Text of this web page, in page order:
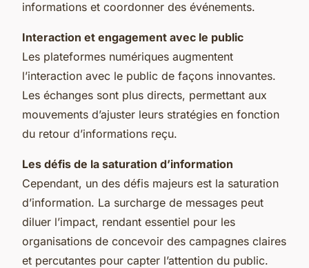
informations et coordonner des événements.
Interaction et engagement avec le public
Les plateformes numériques augmentent
l’interaction avec le public de façons innovantes.
Les échanges sont plus directs, permettant aux
mouvements d’ajuster leurs stratégies en fonction
du retour d’informations reçu.
Les défis de la saturation d’information
Cependant, un des défis majeurs est la saturation
d’information. La surcharge de messages peut
diluer l’impact, rendant essentiel pour les
organisations de concevoir des campagnes claires
et percutantes pour capter l’attention du public.